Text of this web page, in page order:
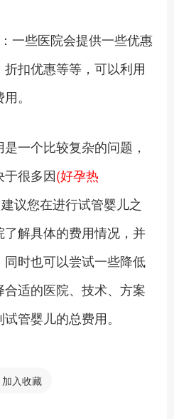
一些医院会提供一些优惠
扣优惠等等，可以利用
。
一个比较复杂的问题，
很多因(好孕热
议您在进行试管婴儿之
解具体的费用情况，并
时也可以尝试一些降低
适的医院、技术、方案
管婴儿的总费用。
加入收藏